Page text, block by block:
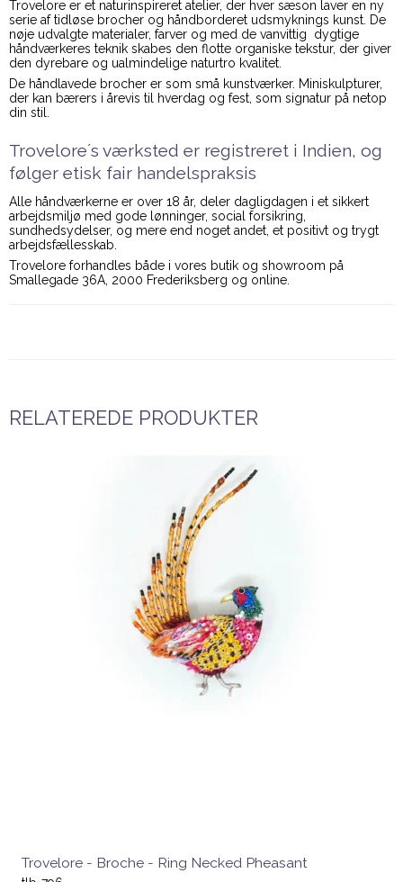
Trovelore er et naturinspireret atelier, der hver sæson laver en ny
serie af tidløse brocher og håndborderet udsmyknings kunst. De
nøje udvalgte materialer, farver og med de vanvittig dygtige
håndværkeres teknik skabes den flotte organiske tekstur, der giver
den dyrebare og ualmindelige naturtro kvalitet.
De håndlavede brocher er som små kunstværker. Miniskulpturer,
der kan bærers i årevis til hverdag og fest, som signatur på netop
din stil.
Trovelore´s værksted er registreret i Indien, og
følger etisk fair handelspraksis
Alle håndværkerne er over 18 år, deler dagligdagen i et sikkert
arbejdsmiljø med gode lønninger, social forsikring,
sundhedsydelser, og mere end noget andet, et positivt og trygt
arbejdsfællesskab.
Trovelore forhandles både i vores butik og showroom på
Smallegade 36A, 2000 Frederiksberg og online.
RELATEREDE PRODUKTER
Trovelore - Broche - Ring Necked Pheasant